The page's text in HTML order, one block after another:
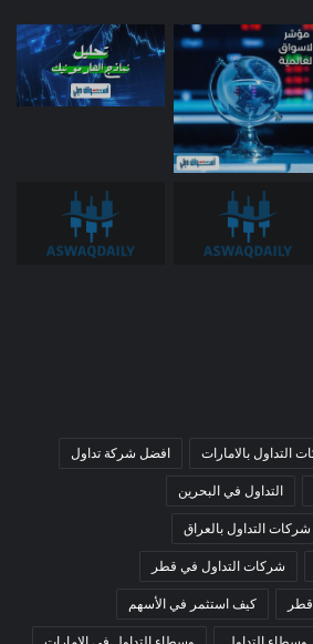
التداول بالامارات افضل شركة تداول
التداول في البحرين
شركات التداول بالعراق
شركات التداول في قطر
قطر كيف استثمر في الأسهم